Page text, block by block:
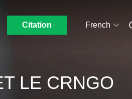
Citation French
LE CRNGO